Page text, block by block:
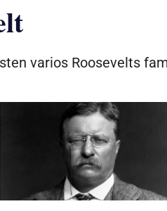
varios Roosevelts